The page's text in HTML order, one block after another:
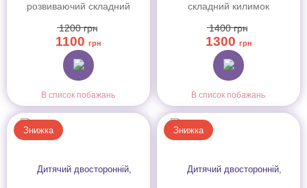
розвиваючий складний
повзання POPPET
"Транспорт та
Зоольотчики", 150х180x1
см
1200грн
1100 грн
В список побажань
складний килимок
цифри", 200x180x1 см
1400грн
1300 грн
В список побажань
Знижка Знижка